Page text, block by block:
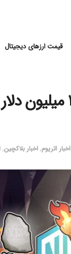
قیمت ارزهای دیجیتال
قیمت سنگ‌های
اخبار اتریوم,اخبار بلاکچین,